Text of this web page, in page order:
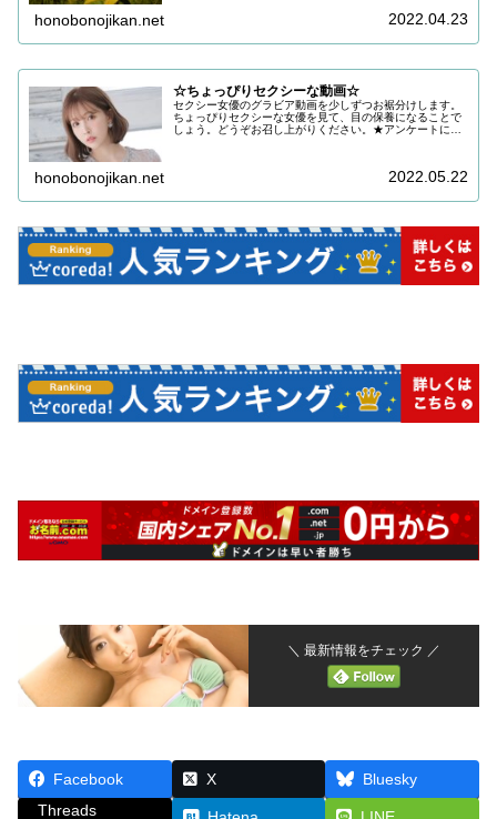
honobonojikan.net 2022.04.23
☆ちょっぴりセクシーな動画☆
セクシー女優のグラビア動画を少しずつお裾分けします。
ちょっぴりセクシーな女優を見て、目の保養になることで
しょう。どうぞお召し上がりください。★アンケートにご
honobonojikan.net 2022.05.22
＼ 最新情報をチェック ／
Facebook X
Bluesky
Threads